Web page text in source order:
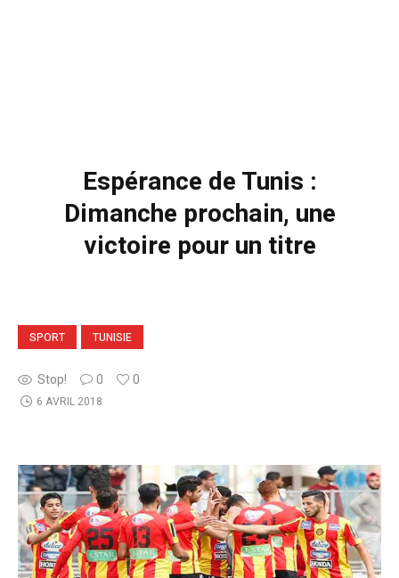
Espérance de Tunis :
Dimanche prochain, une
victoire pour un titre
SPORT TUNISIE
Stop! 0 0
6 AVRIL 2018